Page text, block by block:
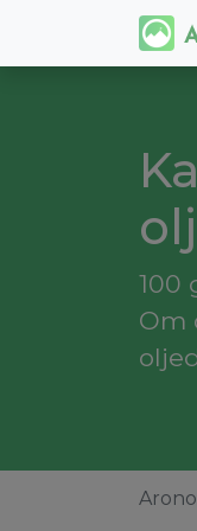
100
Om
Arono